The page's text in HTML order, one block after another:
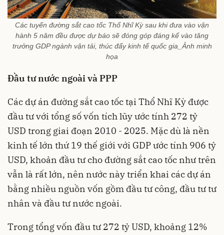
Các tuyến đường sắt cao tốc Thổ Nhĩ Kỳ sau khi đưa vào vận
hành 5 năm đều được dự báo sẽ đóng góp đáng kể vào tăng
trưởng GDP ngành vận tải, thúc đẩy kinh tế quốc gia_Ảnh minh
họa
Đầu tư nước ngoài và PPP
Các dự án đường sắt cao tốc tại Thổ Nhĩ Kỳ được
đầu tư với tổng số vốn tích lũy ước tính 272 tỷ
USD trong giai đoạn 2010 - 2025. Mặc dù là nền
kinh tế lớn thứ 19 thế giới với GDP ước tính 906 tỷ
USD, khoản đầu tư cho đường sắt cao tốc như trên
vẫn là rất lớn, nên nước này triển khai các dự án
bằng nhiều nguồn vốn gồm đầu tư công, đầu tư tư
nhân và đầu tư nước ngoài.
Trong tổng vốn đầu tư 272 tỷ USD, khoảng 12%